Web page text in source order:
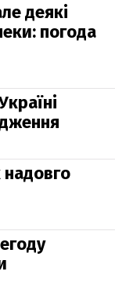
деякі
погода
надовго